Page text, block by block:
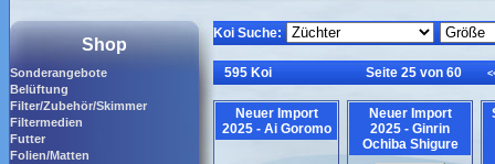
Shop
Sonderangebote
Belüftung
Filter/Zubehör/Skimmer
Filtermedien
Futter
Folien/Matten
Koi Suche:
595 Koi Seite 25 von 60
Neuer Import
2025 - Ai Goromo
Neuer Import
2025 - Ginrin
Ochiba Shigure